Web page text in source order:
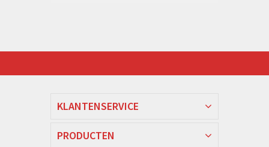
KLANTENSERVICE
PRODUCTEN